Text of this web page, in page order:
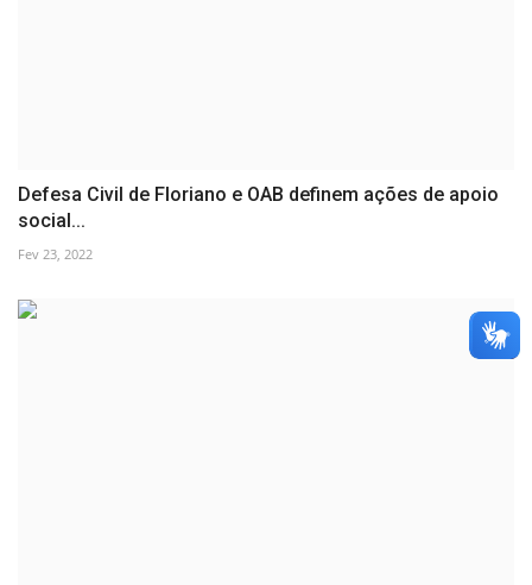
Defesa Civil de Floriano e OAB definem ações de apoio
social...
Fev 23, 2022